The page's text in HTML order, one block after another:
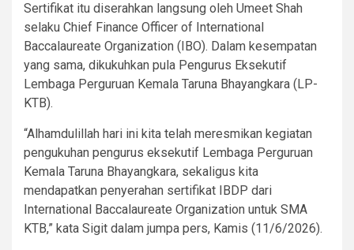
Sertifikat itu diserahkan langsung oleh Umeet Shah
selaku Chief Finance Officer of International
Baccalaureate Organization (IBO). Dalam kesempatan
yang sama, dikukuhkan pula Pengurus Eksekutif
Lembaga Perguruan Kemala Taruna Bhayangkara (LP-
KTB).
“Alhamdulillah hari ini kita telah meresmikan kegiatan
pengukuhan pengurus eksekutif Lembaga Perguruan
Kemala Taruna Bhayangkara, sekaligus kita
mendapatkan penyerahan sertifikat IBDP dari
International Baccalaureate Organization untuk SMA
KTB,” kata Sigit dalam jumpa pers, Kamis (11/6/2026).